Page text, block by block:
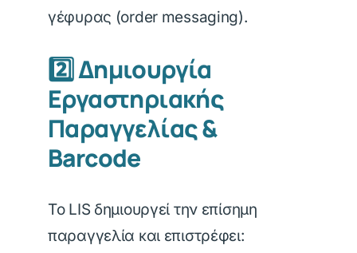
γέφυρας (order messaging).
2️⃣ Δημιουργία
Εργαστηριακής
Παραγγελίας &
Barcode
Το LIS δημιουργεί την επίσημη
παραγγελία και επιστρέφει: